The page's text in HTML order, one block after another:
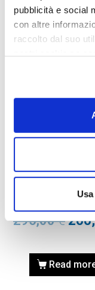
pubblicità e social
con altre
raccolto dal suo
OCCHIALI DA
OCCHIALE DA
TIFFANY TF2162
Calibro 53
295,00€
Read